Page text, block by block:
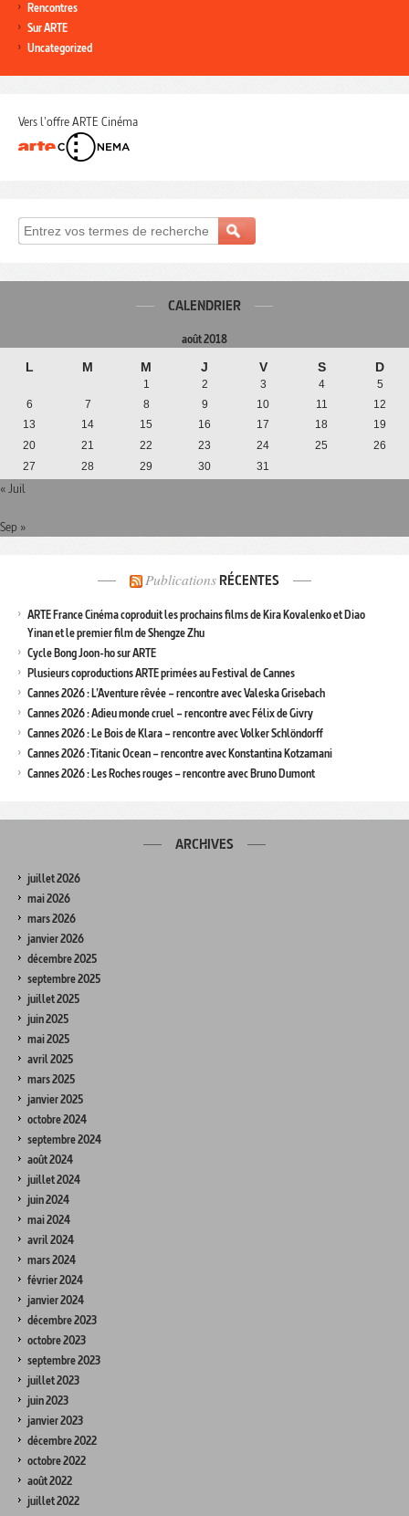
Rencontres
Sur ARTE
Uncategorized
Vers l'offre ARTE Cinéma
CALENDRIER
août 2018
L M M J V S D
1 2 3 4
5
6
7 8 9 10 11
12
13
14 15 16 17 18
19
20
21 22 23 24 25
26
27
28 29 30 31
« Juil
Sep »
Publications RÉCENTES
ARTE France Cinéma coproduit les prochains films de Kira Kovalenko et Diao
Yinan et le premier film de Shengze Zhu
Cycle Bong Joon-ho sur ARTE
Plusieurs coproductions ARTE primées au Festival de Cannes
Cannes 2026 : L’Aventure rêvée – rencontre avec Valeska Grisebach
Cannes 2026 : Adieu monde cruel – rencontre avec Félix de Givry
Cannes 2026 : Le Bois de Klara – rencontre avec Volker Schlöndorff
Cannes 2026 : Titanic Ocean – rencontre avec Konstantina Kotzamani
Cannes 2026 : Les Roches rouges – rencontre avec Bruno Dumont
ARCHIVES
juillet 2026
mai 2026
mars 2026
janvier 2026
décembre 2025
septembre 2025
juillet 2025
juin 2025
mai 2025
avril 2025
mars 2025
janvier 2025
octobre 2024
septembre 2024
août 2024
juillet 2024
juin 2024
mai 2024
avril 2024
mars 2024
février 2024
janvier 2024
décembre 2023
octobre 2023
septembre 2023
juillet 2023
juin 2023
janvier 2023
décembre 2022
octobre 2022
août 2022
juillet 2022